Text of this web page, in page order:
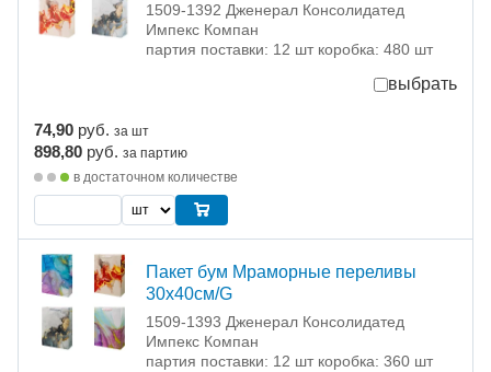
1509-1392 Дженерал Консолидатед
Импекс Компан
партия поставки: 12 шт коробка: 480 шт
выбрать
74,90 руб. за шт
898,80 руб. за партию
в достаточном количестве
Пакет бум Мраморные переливы
30х40см/G
1509-1393 Дженерал Консолидатед
Импекс Компан
партия поставки: 12 шт коробка: 360 шт